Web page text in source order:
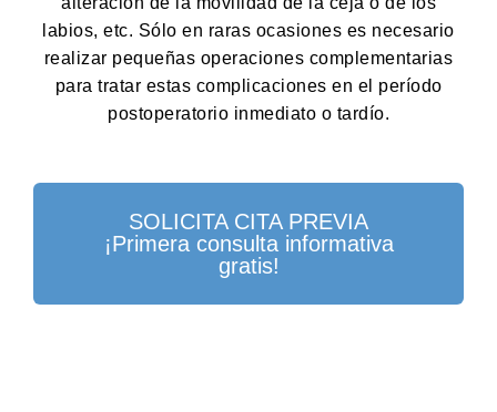
labios, etc. Sólo en raras ocasiones es necesario
realizar pequeñas operaciones complementarias
para tratar estas complicaciones en el período
postoperatorio inmediato o tardío.
SOLICITA CITA PREVIA
¡Primera consulta informativa
gratis!